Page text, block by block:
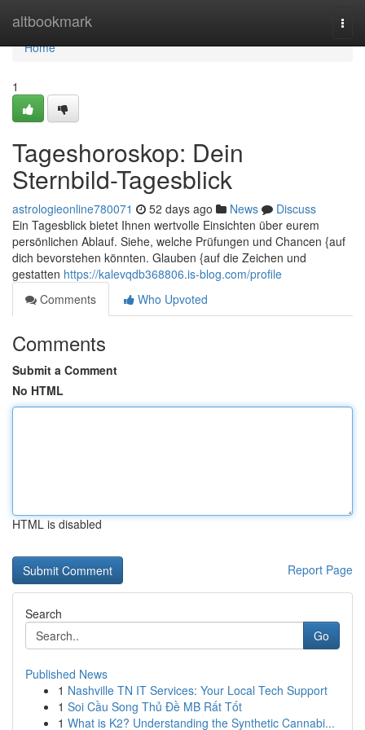
altbookmark
Home
Home
1
Tageshoroskop: Dein
Sternbild-Tagesblick
astrologieonline780071 52 days ago News
Discuss
Ein Tagesblick bietet Ihnen wertvolle Einsichten über eurem
persönlichen Ablauf. Siehe, welche Prüfungen und Chancen {auf
dich bevorstehen könnten. Glauben {auf die Zeichen und
gestatten https://kalevqdb368806.is-blog.com/profile
Comments
Who Upvoted
Comments
Submit a Comment
No HTML
HTML is disabled
Report Page
Search
Go
Published News
1 Nashville TN IT Services: Your Local Tech Support
1 Soi Cầu Song Thủ Đề MB Rất Tốt
1 What is K2? Understanding the Synthetic Cannabi...